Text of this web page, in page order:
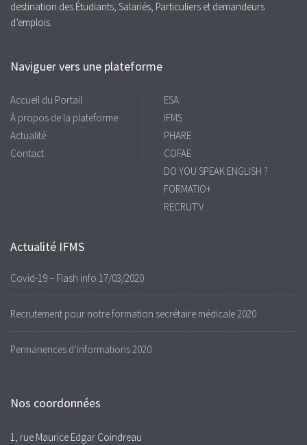
destination des Étudiants, Salariés, Particuliers et demandeurs
d’emplois.
Naviguer vers une plateforme
Accueil du Portail
À propos de la plateforme
Actualité
Contact
ESA
IFMS
PHARE
COFAE
DO YOU SPEAK ENGLISH ?
FORMATIO+
RECRUT'V
Actualité IFMS
Covid-19 – Flash info 17/03/2020
Recrutement pour notre formation secrétaire médicale 2020
Permanences d’informations 2020
Nos coordonnées
1, rue Maurice Edgar Coindreau